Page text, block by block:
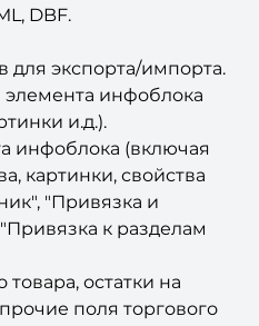
DBF.
для экспорта/импорта.
элемента инфоблока
и.д.).
инфоблока (включая
картинки, свойства
"Привязка и
к разделам
остатки на
поля торгового